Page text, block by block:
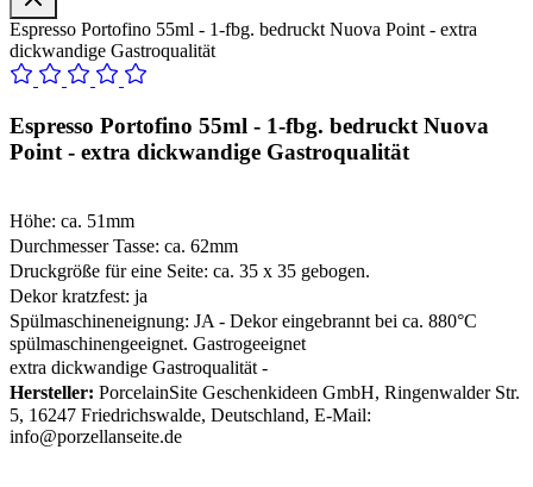
Espresso Portofino 55ml - 1-fbg. bedruckt Nuova Point - extra
dickwandige Gastroqualität
Espresso Portofino 55ml - 1-fbg. bedruckt Nuova
Point - extra dickwandige Gastroqualität
Höhe: ca. 51mm
Durchmesser Tasse: ca. 62mm
Druckgröße für eine Seite: ca. 35 x 35 gebogen.
Dekor kratzfest: ja
Spülmaschineneignung: JA - Dekor eingebrannt bei ca. 880°C
spülmaschinengeeignet. Gastrogeeignet
extra dickwandige Gastroqualität -
Hersteller: PorcelainSite Geschenkideen GmbH, Ringenwalder Str.
5, 16247 Friedrichswalde, Deutschland, E-Mail:
info@porzellanseite.de